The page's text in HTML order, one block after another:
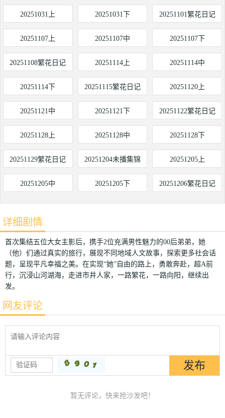
回顾
20251031上 20251031下 20251101繁花日记
20251107上 20251107中 20251107下
20251108繁花日记 20251114上 20251114中
20251114下 20251115繁花日记 20251120上
20251121中 20251121下 20251122繁花日记
20251128上 20251128中 20251128下
20251129繁花日记 20251204未播集锦 20251205上
20251205中 20251205下 20251206繁花日记
详细剧情
首次集结五位大女主影后，携手2位充满男性魅力的00后弟弟，她
（他）们通过真实的旅行，展现不同地域人文故事，探索更多社会话
题，呈现平凡幸福之美。在实现“她”自由的路上，勇敢奔赴，超A前
行，沉浸山河湖海，走进市井人家，一路繁花，一路向阳，继续出
发。
网友评论
暂无评论，快来抢沙发吧！